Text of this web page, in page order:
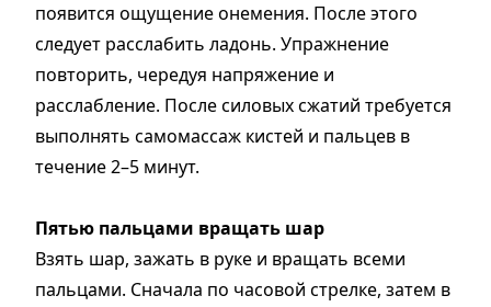
появится ощущение онемения. После этого
следует расслабить ладонь. Упражнение
повторить, чередуя напряжение и
расслабление. После силовых сжатий требуется
выполнять самомассаж кистей и пальцев в
течение 2–5 минут.
Пятью пальцами вращать шар
Взять шар, зажать в руке и вращать всеми
пальцами. Сначала по часовой стрелке, затем в